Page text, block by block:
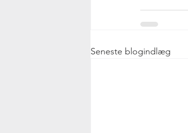
Seneste blogindlæg